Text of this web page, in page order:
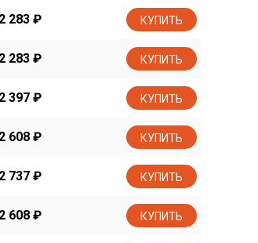
2 283 ₽ КУПИТЬ
2 283 ₽ КУПИТЬ
2 397 ₽ КУПИТЬ
2 608 ₽ КУПИТЬ
2 737 ₽ КУПИТЬ
2 608 ₽ КУПИТЬ